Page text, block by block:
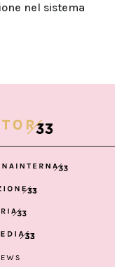
nel sistema